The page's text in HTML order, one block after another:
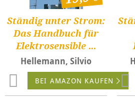
Ständig unter Strom:
Das Handbuch für
Elektrosensible ...
Hellemann, Silvio
BEI AMAZON KAUFEN